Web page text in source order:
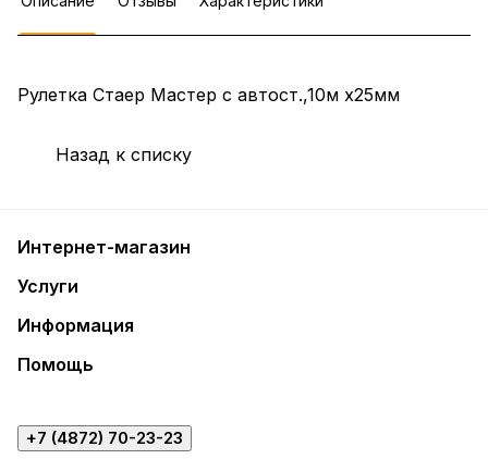
Рулетка Стаер Мастер с автост.,10м х25мм
Назад к списку
Интернет-магазин
Услуги
Информация
Помощь
+7 (4872) 70-23-23